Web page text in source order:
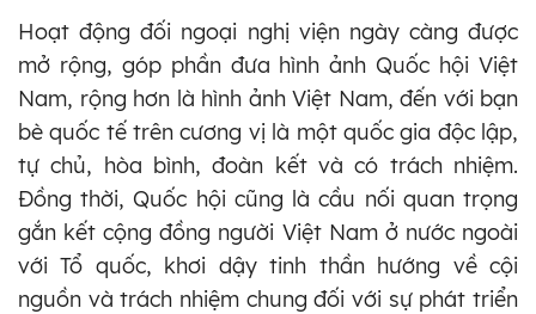
Hoạt động đối ngoại nghị viện ngày càng được
mở rộng, góp phần đưa hình ảnh Quốc hội Việt
Nam, rộng hơn là hình ảnh Việt Nam, đến với bạn
bè quốc tế trên cương vị là một quốc gia độc lập,
tự chủ, hòa bình, đoàn kết và có trách nhiệm.
Đồng thời, Quốc hội cũng là cầu nối quan trọng
gắn kết cộng đồng người Việt Nam ở nước ngoài
với Tổ quốc, khơi dậy tinh thần hướng về cội
nguồn và trách nhiệm chung đối với sự phát triển